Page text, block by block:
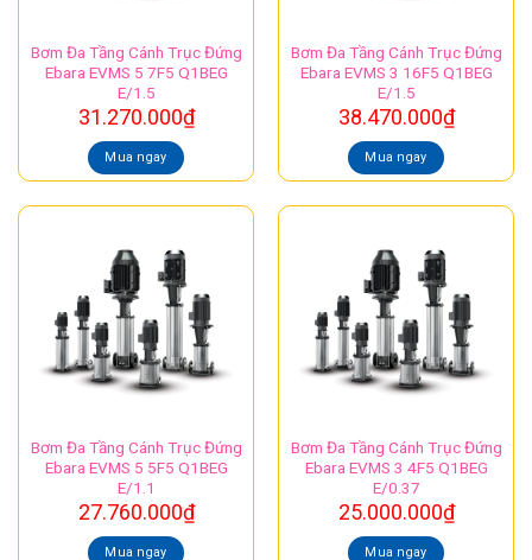
Bơm Đa Tầng Cánh Trục Đứng
Ebara EVMS 5 7F5 Q1BEG
E/1.5
31.270.000₫
Mua ngay
Bơm Đa Tầng Cánh Trục Đứng
Ebara EVMS 3 16F5 Q1BEG
E/1.5
38.470.000₫
Mua ngay
Bơm Đa Tầng Cánh Trục Đứng
Ebara EVMS 5 5F5 Q1BEG
E/1.1
27.760.000₫
Mua ngay
Bơm Đa Tầng Cánh Trục Đứng
Ebara EVMS 3 4F5 Q1BEG
E/0.37
25.000.000₫
Mua ngay